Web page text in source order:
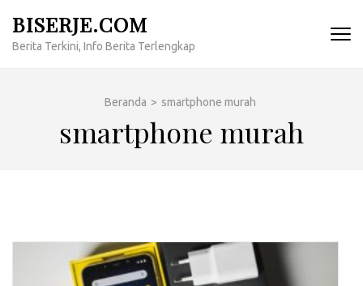
konten
BISERJE.COM
Berita Terkini, Info Berita Terlengkap
Beranda > smartphone murah
smartphone murah